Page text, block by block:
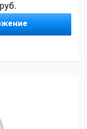
руб.